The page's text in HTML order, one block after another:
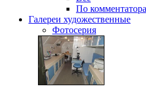
По
Галереи художественные
Фотосерия